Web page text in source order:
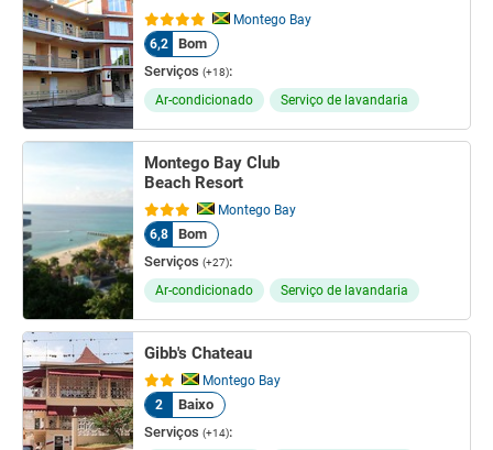
Montego Bay
6,2
Bom
Serviços (+18):
Ar-condicionado Serviço de lavandaria
Montego Bay Club
Beach Resort
Montego Bay
6,8
Bom
Serviços (+27):
Ar-condicionado Serviço de lavandaria
Gibb's Chateau
Montego Bay
2
Baixo
Serviços (+14):